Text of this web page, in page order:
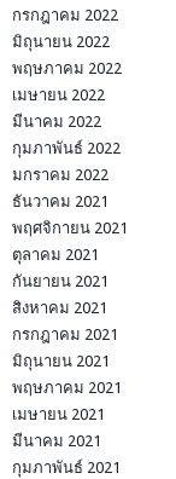
กรกฎาคม 2022
มิถุนายน 2022
พฤษภาคม 2022
เมษายน 2022
มีนาคม 2022
กุมภาพันธ์ 2022
มกราคม 2022
ธันวาคม 2021
พฤศจิกายน 2021
ตุลาคม 2021
กันยายน 2021
สิงหาคม 2021
กรกฎาคม 2021
มิถุนายน 2021
พฤษภาคม 2021
เมษายน 2021
มีนาคม 2021
กุมภาพันธ์ 2021